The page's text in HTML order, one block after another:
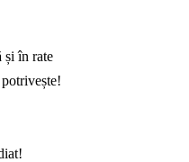
și în rate